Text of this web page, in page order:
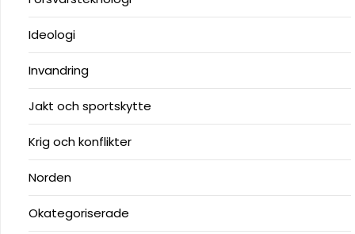
Ideologi
Invandring
Jakt och sportskytte
Krig och konflikter
Norden
Okategoriserade